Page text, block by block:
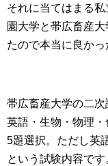
それに当てはまる
園大学と帯広畜産
たので本当に良かっ
帯広畜産大学の二
英語・生物・物理
5題選択。ただし英
という試験内容です